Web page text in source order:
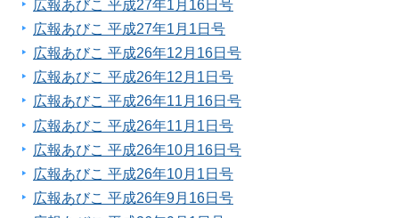
広報あびこ 平成27年1月16日号
広報あびこ 平成27年1月1日号
広報あびこ 平成26年12月16日号
広報あびこ 平成26年12月1日号
広報あびこ 平成26年11月16日号
広報あびこ 平成26年11月1日号
広報あびこ 平成26年10月16日号
広報あびこ 平成26年10月1日号
広報あびこ 平成26年9月16日号